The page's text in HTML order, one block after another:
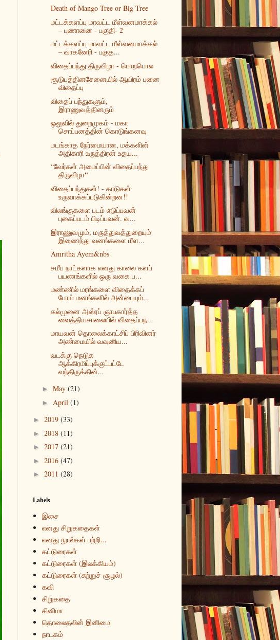
Death of Mango Tree or Big Tree
மட்டக்களப்பு மாவட்ட மீள்வனமாக்கல்
– புணானை - பகுதி- 2
மட்டக்களப்பு மாவட்ட மீள்வனமாக்கல்
– வாகனேரி - பகுத...
விதைப்பந்து திருவிழா - பொறபொல
சூடுபத்தினசேனையில் ஆயிரம் பனை
விதைப்பு
விதைப் பந்துகளும்,
இராணுவத்தினரும்
ஒலுவில் துறைமுகம் - மகா
சொப்பனத்தின் கொடுங்கனவு
மடங்காத நேர்மையான, மக்களின்
அதிகாரி உருத்திரன் உதய...
“வேர்கள் அமைப்பின் விதைப்பந்து
திருவிழா“
விதைப்பந்துகள்! - காடுகள்
உருவாக்கப்படுகின்றன!!
விலங்குகளை படம் எடுப்பவன்
புகைப்படம் பிடிப்பவன். வ...
இராணுவமும், மருத்துவத்துறையும்
இணைந்து வனங்களை மீள...
Amritha Ayem&nbs
சமீப நாட்களாக எனது காலை களப்
பயணங்களில் ஒரு வகை ப...
மண்ணில் மரங்களை விதைக்கப்
போய் மனங்களில் அன்பையும்...
கல்முனை அஸ்ரப் ஞாபகார்த்த
வைத்தியசாலையில் விதைப்பந...
மாயவன் தொலைக்காட்சிப் பிரிவினர்
அண்மையில் வவுனிய...
வடக்கு நெடுக
ஆக்கிரமிப்புக்குட்பட்டே
வந்திருக்கின்...
► May (21)
► April (1)
► 2019 (33)
► 2018 (11)
► 2017 (21)
► 2016 (47)
► 2011 (28)
Labels
இசை
எனது சிறுகதைகள்
எனது நுால்கள் பற்றி...
கட்டுரைகள்
கட்டுரைகள் (இலக்கியம்)
கட்டுரைகள் (சுற்றுச் சூழல்)
கவி
சிறுகதை
சினிமா
தொலைதலின் இனிமை
நாடகம்